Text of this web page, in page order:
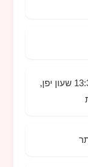
6 באוגוסט 2026, 13:30 שעון יפן,